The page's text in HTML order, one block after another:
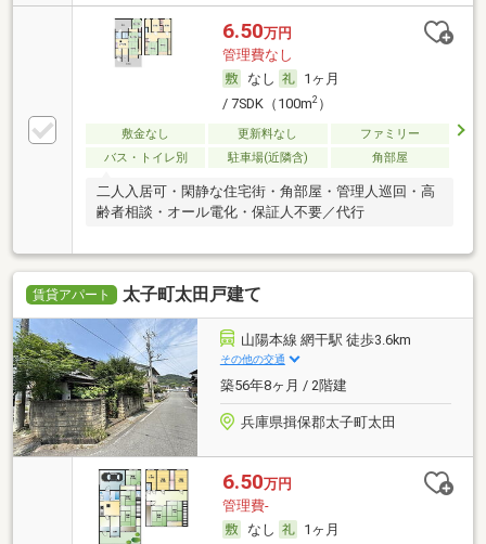
6.50万円
管理費なし
なし
1ヶ月
/ 7SDK（100m2）
敷金なし 更新料なし
ファミリー
バス・トイレ別
駐車場(近隣含) 角部屋
二人入居可・閑静な住宅街・角部屋・管理人巡回・高
齢者相談・オール電化・保証人不要／代行
賃貸アパート 太子町太田戸建て
山陽本線 網干駅 徒歩3.6km
その他の交通
築56年8ヶ月 / 2階建
兵庫県揖保郡太子町太田
6.50万円
管理費-
なし
1ヶ月